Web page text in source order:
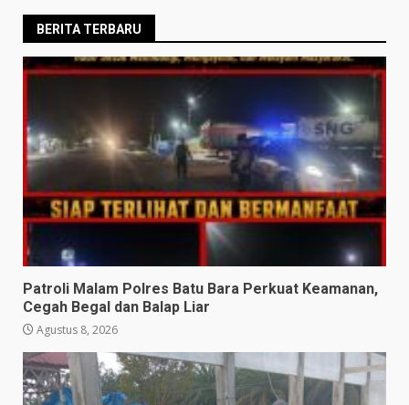
BERITA TERBARU
Patroli Malam Polres Batu Bara Perkuat Keamanan,
Cegah Begal dan Balap Liar
Agustus 8, 2026